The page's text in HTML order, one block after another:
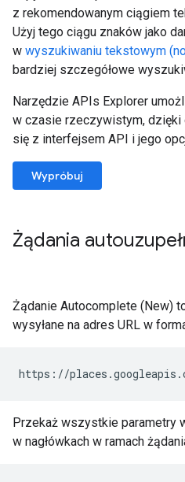
z rekomendowanym ciągiem
Użyj tego ciągu znaków jako
w wyszukiwaniu tekstowym
bardziej szczegółowe
Narzędzie APIs Explorer
w czasie rzeczywistym,
się z interfejsem API i jego
Wypróbuj
Żądania
Żądanie Autocomplete (New)
wysyłane na adres URL w
Przekaż wszystkie parametry
w nagłówkach w ramach